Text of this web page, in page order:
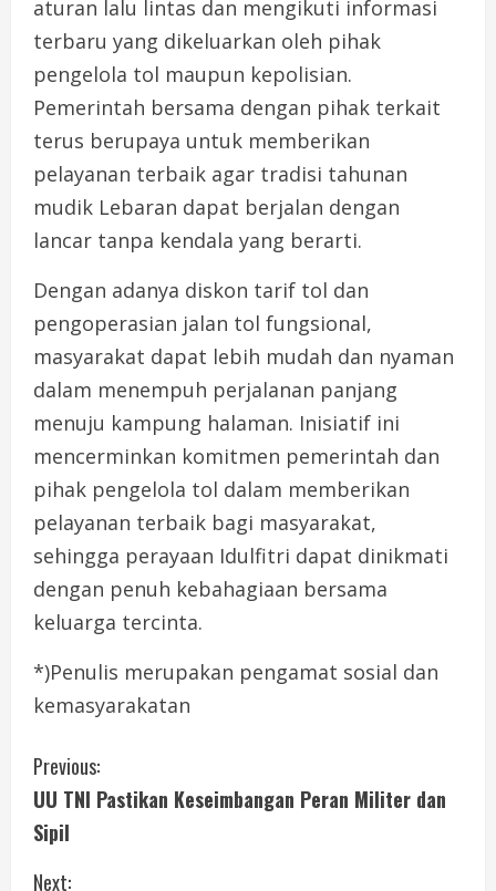
aturan lalu lintas dan mengikuti informasi
terbaru yang dikeluarkan oleh pihak
pengelola tol maupun kepolisian.
Pemerintah bersama dengan pihak terkait
terus berupaya untuk memberikan
pelayanan terbaik agar tradisi tahunan
mudik Lebaran dapat berjalan dengan
lancar tanpa kendala yang berarti.
Dengan adanya diskon tarif tol dan
pengoperasian jalan tol fungsional,
masyarakat dapat lebih mudah dan nyaman
dalam menempuh perjalanan panjang
menuju kampung halaman. Inisiatif ini
mencerminkan komitmen pemerintah dan
pihak pengelola tol dalam memberikan
pelayanan terbaik bagi masyarakat,
sehingga perayaan Idulfitri dapat dinikmati
dengan penuh kebahagiaan bersama
keluarga tercinta.
*)Penulis merupakan pengamat sosial dan
kemasyarakatan
C
o
n
Previous:
UU TNI Pastikan Keseimbangan Peran Militer dan
Sipil
Next: